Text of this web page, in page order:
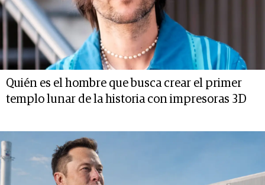
Quién es el hombre que busca crear el primer
templo lunar de la historia con impresoras 3D